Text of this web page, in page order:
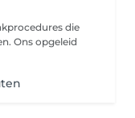
die
Ons opgeleid